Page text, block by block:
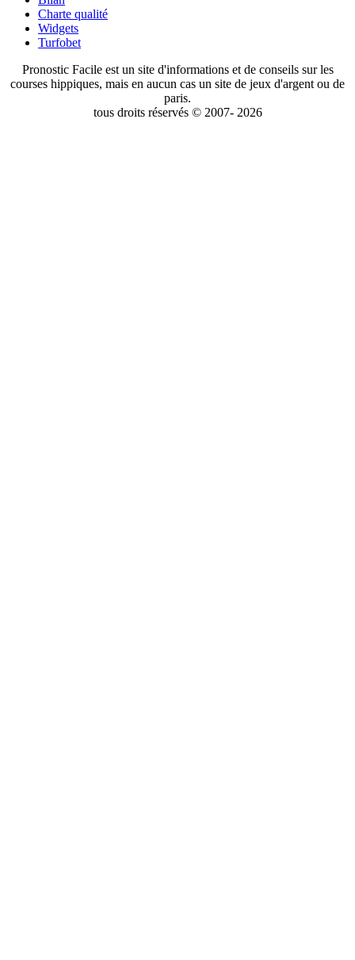
Charte qualité
Widgets
Turfobet
Pronostic Facile est un site d'informations et de conseils sur les
courses hippiques, mais en aucun cas un site de jeux d'argent ou de
paris.
tous droits réservés © 2007- 2026